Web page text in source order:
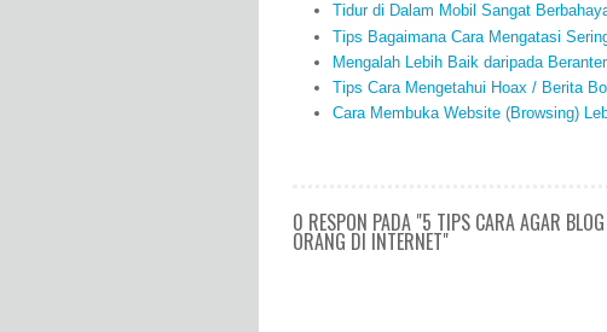
Tidur di Dalam Mobil Sangat
Tips Bagaimana Cara Mengatasi
Mengalah Lebih Baik daripada
Tips Cara Mengetahui Hoax / Berita
Cara Membuka Website (Browsing)
0 RESPON PADA "5 TIPS CARA AGAR
ORANG DI INTERNET"